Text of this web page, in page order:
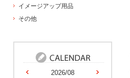
イメージアップ用品
その他
2026/08